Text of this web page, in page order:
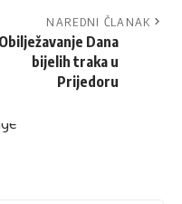
NAREDNI ČLANAK
Obilježavanje Dana
bijelih traka u
Prijedoru